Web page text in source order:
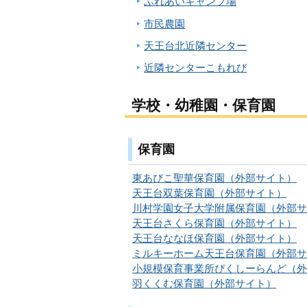
市民農園
天王台北近隣センター
近隣センターこもれび
学校・幼稚園・保育園
保育園
東あびこ聖華保育園（外部サイト）
天王台双葉保育園（外部サイト）
川村学園女子大学附属保育園（外部サ
天王台さくら保育園（外部サイト）
天王台ななほ保育園（外部サイト）
ミルキーホーム天王台保育園（外部サ
小規模保育事業所ぴくしーらんど（外
羽くくむ保育園（外部サイト）